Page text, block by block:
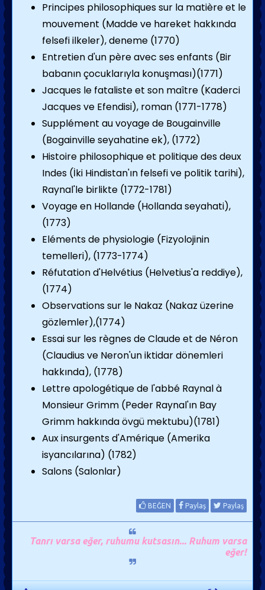
Principes philosophiques sur la matière et le
mouvement (Madde ve hareket hakkında
felsefi ilkeler), deneme (1770)
Entretien d'un père avec ses enfants (Bir
babanın çocuklarıyla konuşması)(1771)
Jacques le fataliste et son maître (Kaderci
Jacques ve Efendisi), roman (1771-1778)
Supplément au voyage de Bougainville
(Bogainville seyahatine ek), (1772)
Histoire philosophique et politique des deux
Indes (İki Hindistan'ın felsefi ve politik tarihi),
Raynal'le birlikte (1772-1781)
Voyage en Hollande (Hollanda seyahati),
(1773)
Eléments de physiologie (Fizyolojinin
temelleri), (1773-1774)
Réfutation d'Helvétius (Helvetius'a reddiye),
(1774)
Observations sur le Nakaz (Nakaz üzerine
gözlemler),(1774)
Essai sur les règnes de Claude et de Néron
(Claudius ve Neron'un iktidar dönemleri
hakkında), (1778)
Lettre apologétique de l'abbé Raynal à
Monsieur Grimm (Peder Raynal'ın Bay
Grimm hakkında övgü mektubu)(1781)
Aux insurgents d'Amérique (Amerika
isyancılarına) (1782)
Salons (Salonlar)
BEĞEN Paylaş Paylaş
Tanrı varsa eğer, ruhumu kutsasın... Ruhum varsa
eğer!